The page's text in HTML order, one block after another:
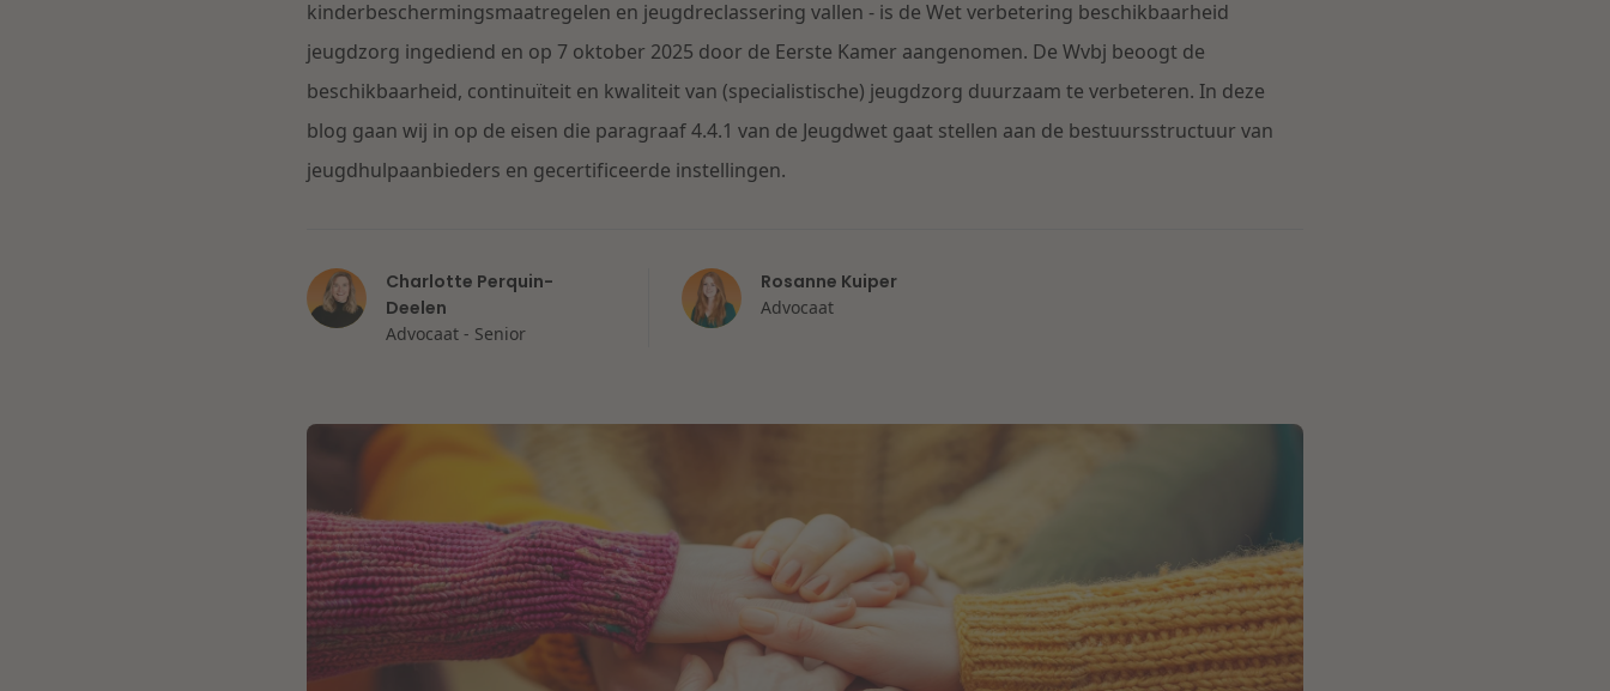
kinderbeschermingsmaatregelen en jeugdreclassering vallen - is de Wet verbetering beschikbaarheid
jeugdzorg ingediend en op 7 oktober 2025 door de Eerste Kamer aangenomen. De Wvbj beoogt de
beschikbaarheid, continuïteit en kwaliteit van (specialistische) jeugdzorg duurzaam te verbeteren. In deze
blog gaan wij in op de eisen die paragraaf 4.4.1 van de Jeugdwet gaat stellen aan de bestuursstructuur van
jeugdhulpaanbieders en gecertificeerde instellingen.
Charlotte Perquin-
Deelen
Advocaat - Senior
Rosanne Kuiper
Advocaat